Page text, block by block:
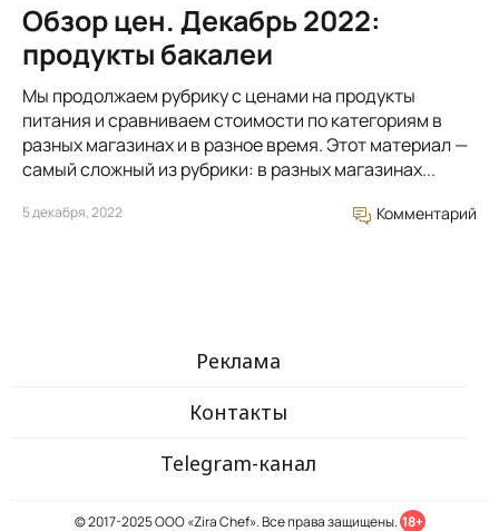
Обзор цен. Декабрь 2022:
продукты бакалеи
Мы продолжаем рубрику с ценами на продукты
питания и сравниваем стоимости по категориям в
разных магазинах и в разное время. Этот материал —
самый сложный из рубрики: в разных магазинах...
5 декабря, 2022 Комментарий
Реклама
Контакты
Telegram-канал
© 2017-2025 ООО «Zira Chef». Все права защищены. 18+